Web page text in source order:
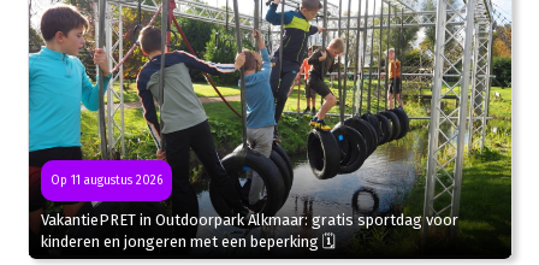
Op 11 augustus 2026
VakantiePRET in Outdoorpark Alkmaar: gratis sportdag voor
kinderen en jongeren met een beperking 🗓